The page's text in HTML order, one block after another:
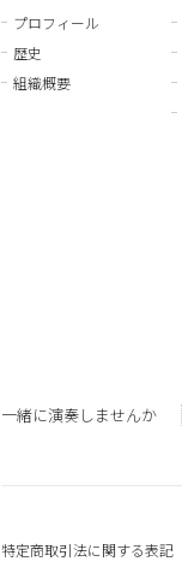
プロフィール
歴史
組織概要
一緒に演奏しませんか
特定商取引法に関する表記